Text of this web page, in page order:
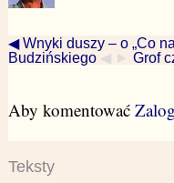
◀ Wnyki duszy – o „Co
Budzińskiego ◀ ► Grof
Aby komentować
Teksty